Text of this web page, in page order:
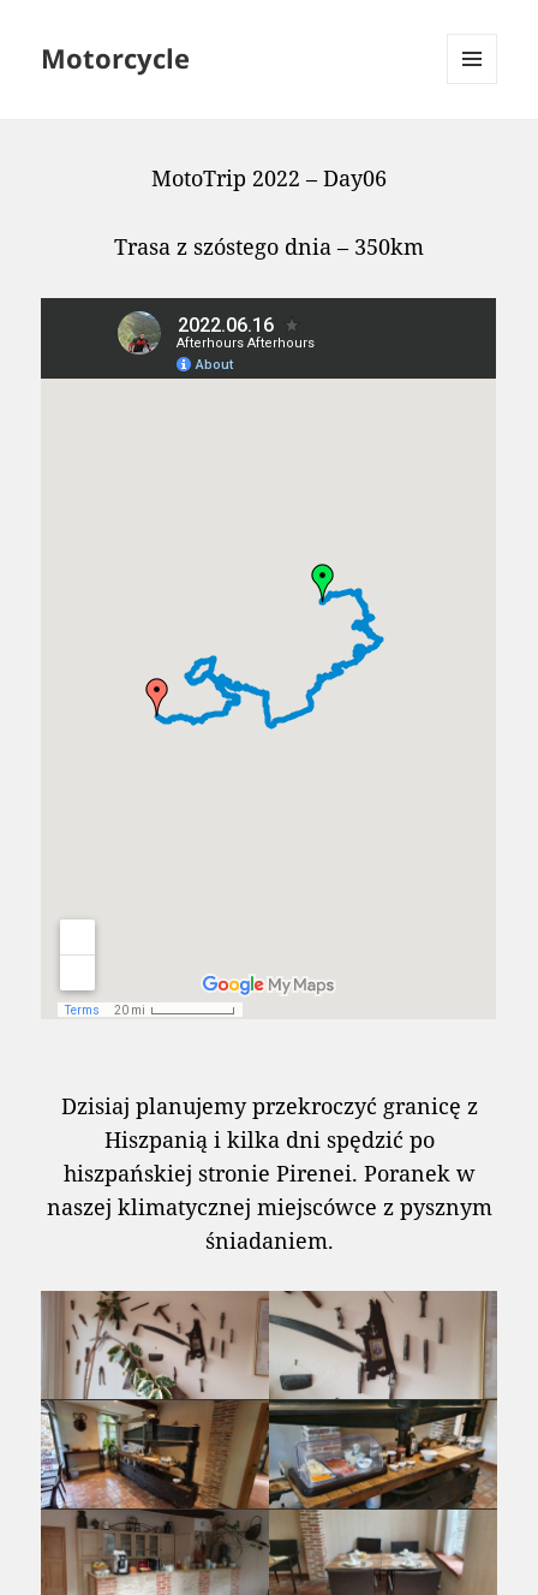
Motorcycle
MotoTrip 2022 – Day06
Trasa z szóstego dnia – 350km
Dzisiaj planujemy przekroczyć granicę z
Hiszpanią i kilka dni spędzić po
hiszpańskiej stronie Pirenei. Poranek w
naszej klimatycznej miejscówce z pysznym
śniadaniem.